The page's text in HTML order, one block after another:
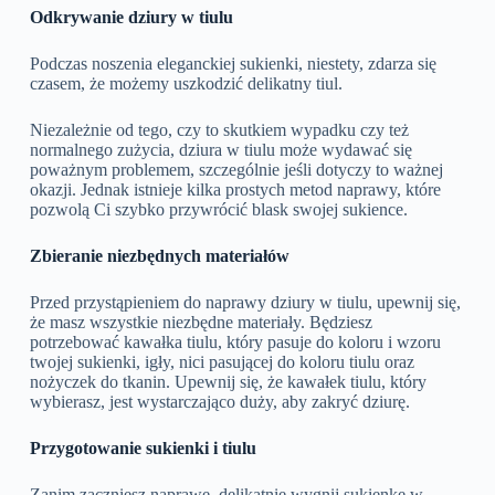
Odkrywanie dziury w tiulu
Podczas noszenia eleganckiej sukienki, niestety, zdarza się
czasem, że możemy uszkodzić delikatny tiul.
Niezależnie od tego, czy to skutkiem wypadku czy też
normalnego zużycia, dziura w tiulu może wydawać się
poważnym problemem, szczególnie jeśli dotyczy to ważnej
okazji. Jednak istnieje kilka prostych metod naprawy, które
pozwolą Ci szybko przywrócić blask swojej sukience.
Zbieranie niezbędnych materiałów
Przed przystąpieniem do naprawy dziury w tiulu, upewnij się,
że masz wszystkie niezbędne materiały. Będziesz
potrzebować kawałka tiulu, który pasuje do koloru i wzoru
twojej sukienki, igły, nici pasującej do koloru tiulu oraz
nożyczek do tkanin. Upewnij się, że kawałek tiulu, który
wybierasz, jest wystarczająco duży, aby zakryć dziurę.
Przygotowanie sukienki i tiulu